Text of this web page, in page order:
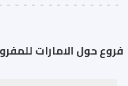
فروع حول الامارات